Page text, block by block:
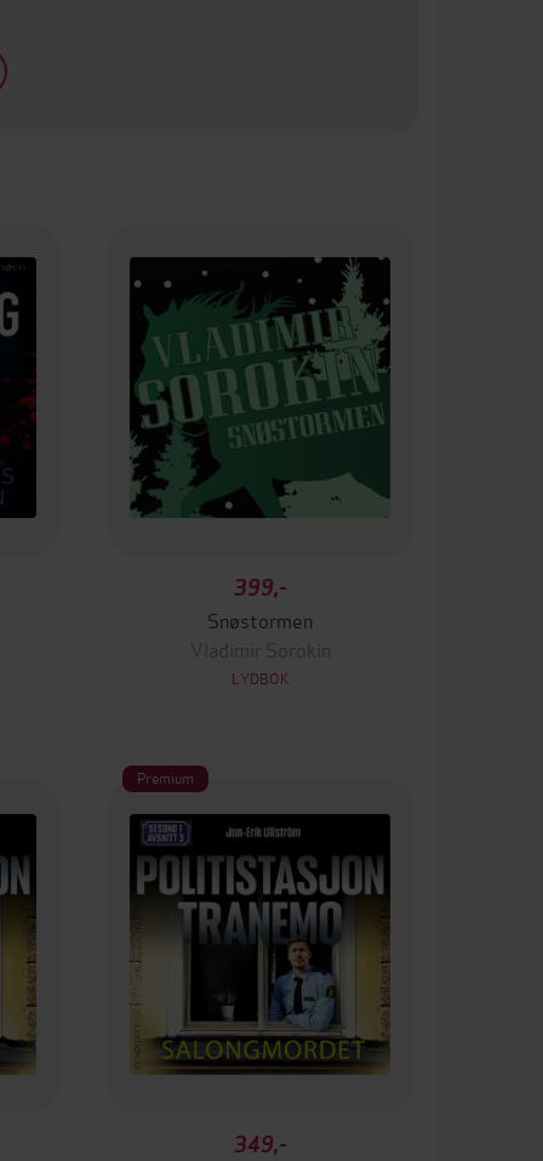
399,-
Snøstormen
Vladimir Sorokin
LYDBOK
Premium
349,-